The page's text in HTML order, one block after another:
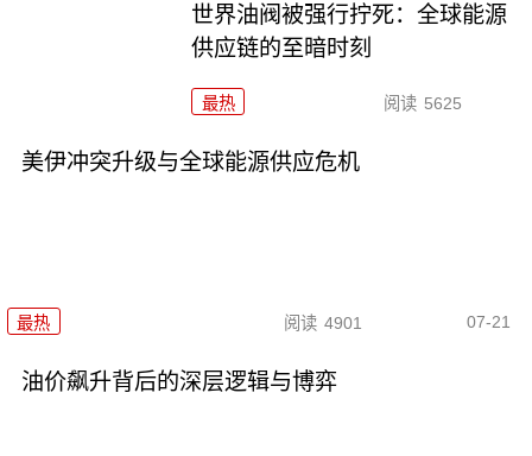
世界油阀被强行拧死：全球能源
供应链的至暗时刻
最热 阅读 5625
美伊冲突升级与全球能源供应危机
最热 阅读 4901 07-21
油价飙升背后的深层逻辑与博弈